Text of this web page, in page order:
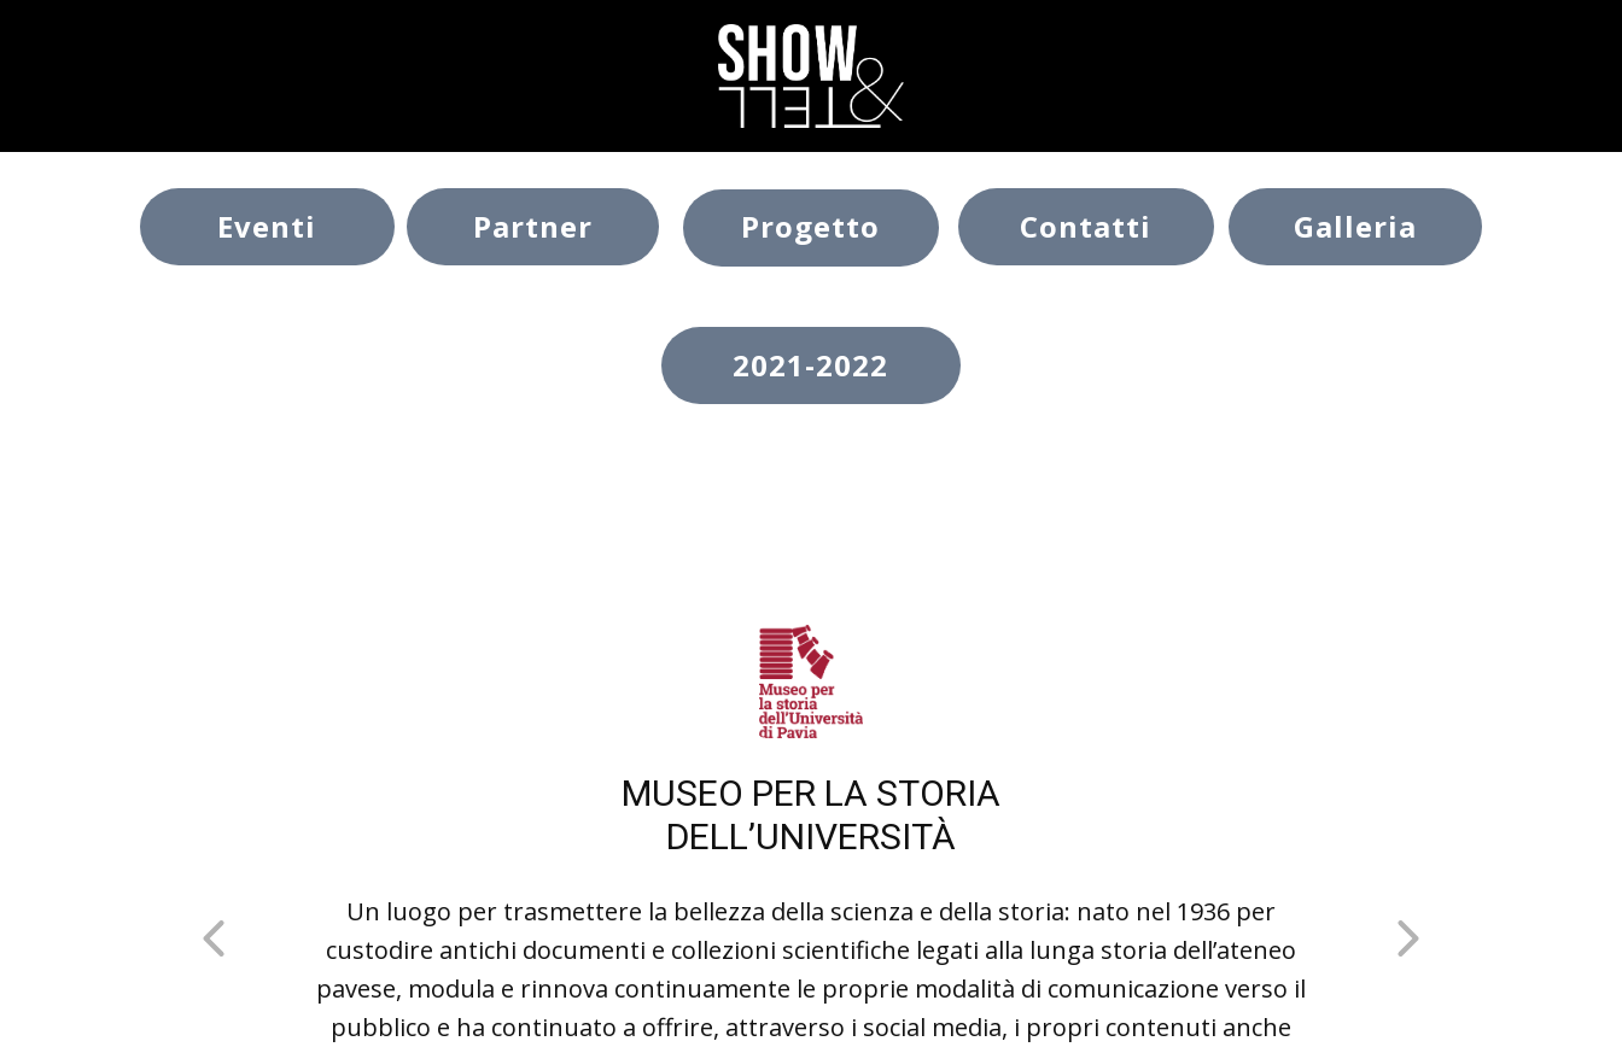
Progetto
Partner Contatti
Eventi Galleria
2021-2022
MUSEO PER LA STORIA
DELL’UNIVERSITÀ
Un luogo per trasmettere la bellezza della scienza e della storia: nato nel 1936 per
custodire antichi documenti e collezioni scientifiche legati alla lunga storia dell’ateneo
pavese, modula e rinnova continuamente le proprie modalità di comunicazione verso il
pubblico e ha continuato a offrire, attraverso i social media, i propri contenuti anche